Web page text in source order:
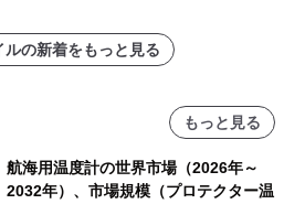
ルの新着をもっと見る
もっと見る
航海用温度計の世界市場（2026年～
2032年）、市場規模（プロテクター温